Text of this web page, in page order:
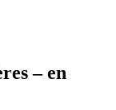
– en